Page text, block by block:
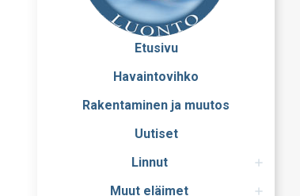
Etusivu
Havaintovihko
Rakentaminen ja muutos
Uutiset
Linnut
Muut eläimet